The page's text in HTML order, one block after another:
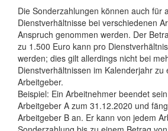
Die Sonderzahlungen können auch für
Dienstverhältnisse bei verschiedenen
Anspruch genommen werden. Der
zu 1.500 Euro kann pro
werden; dies gilt allerdings nicht bei
Dienstverhältnissen im Kalenderjahr zu
Arbeitgeber.
Beispiel: Ein Arbeitnehmer beendet
Arbeitgeber A zum 31.12.2020 und
Arbeitgeber B an. Er kann von jedem